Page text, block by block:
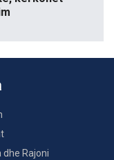
dhe Rajoni